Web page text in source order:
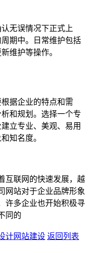
无误情况下正式上
期中。日常维护包括
维护等操作。
据企业的特点和需
和规划。选择一个专
立专业、美观、易用
知名度。
互联网的快速发展，越
网站对于企业品牌形象
许多企业也开始积极寻
同的
计网站建设 返回列表